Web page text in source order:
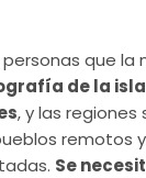
que la
de la
, y las regiones
remotos
Se